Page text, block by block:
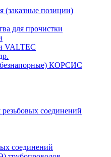
(заказные позиции)
для прочистки
VALTEC
КОРСИС
соединений
соединений